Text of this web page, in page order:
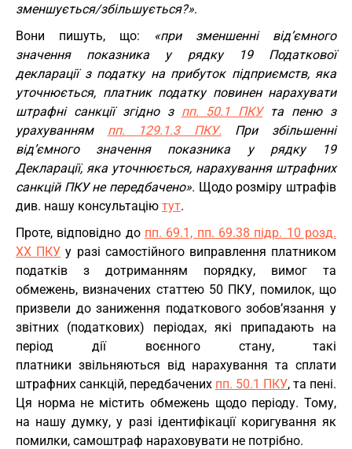
зменшується/збільшується?».
Вони пишуть, що: «при зменшенні від’ємного
значення показника у рядку 19 Податкової
декларації з податку на прибуток підприємств, яка
уточнюється, платник податку повинен нарахувати
штрафні санкції згідно з пп. 50.1 ПКУта пеню з
урахуванням пп. 129.1.3 ПКУ. При збільшенні
від’ємного значення показника у рядку 19
Декларації, яка уточнюється, нарахування штрафних
санкцій ПКУ не передбачено». Щодо розміру штрафів
див. нашу консультацію тут.
Проте, відповідно до пп. 69.1, пп. 69.38 підр. 10 розд.
ХХ ПКУ у разі самостійного виправлення платником
податків з дотриманням порядку, вимог та
обмежень, визначених статтею 50 ПКУ, помилок, що
призвели до заниження податкового зобов’язання у
звітних (податкових) періодах, які припадають на
період дії воєнного стану, такі
платники звільняються від нарахування та сплати
штрафних санкцій, передбачених пп. 50.1 ПКУ, та пені.
Ця норма не містить обмежень щодо періоду. Тому,
на нашу думку, у разі ідентифікації коригування як
помилки, самоштраф нараховувати не потрібно.